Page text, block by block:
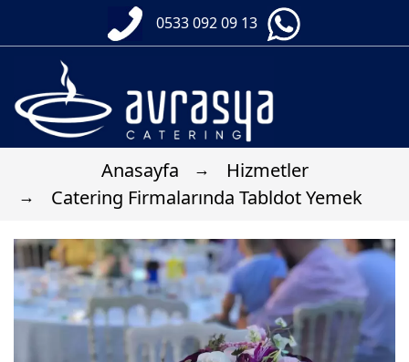
0533 092 09 13
Anasayfa
Hizmetler
Catering Firmalarında Tabldot Yemek